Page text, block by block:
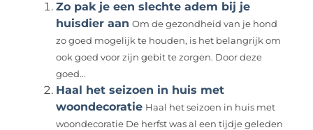
Zo pak je een slechte adem bij je
huisdier aan Om de gezondheid van je hond
zo goed mogelijk te houden, is het belangrijk om
ook goed voor zijn gebit te zorgen. Door deze
goed...
Haal het seizoen in huis met
woondecoratie Haal het seizoen in huis met
woondecoratie De herfst was al een tijdje geleden